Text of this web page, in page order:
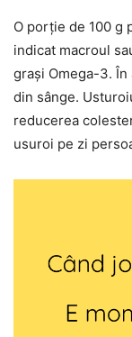
O porție de 100 g
indicat macroul
grași Omega-3.
din sânge.
reducerea
usuroi pe zi